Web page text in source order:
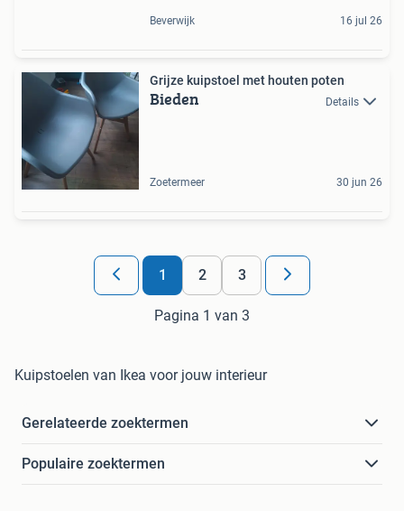
Beverwijk 16 jul 26
Grijze kuipstoel met houten poten
Bieden Details
Zoetermeer 30 jun 26
1 2 3
Pagina 1 van 3
Kuipstoelen van Ikea voor jouw interieur
Gerelateerde zoektermen
Populaire zoektermen